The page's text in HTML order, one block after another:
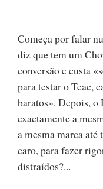
Começa por falar
diz que tem um
conversão e custa
para testar o Teac,
baratos». Depois,
exactamente a
a mesma marca
caro, para fazer
distraídos?...